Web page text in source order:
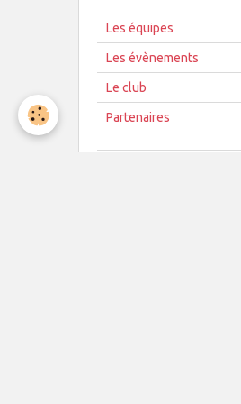
Les équipes
Les évènements
Le club
Partenaires